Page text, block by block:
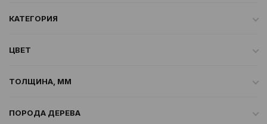
КАТЕГОРИЯ
ЦВЕТ
ТОЛЩИНА, ММ
ПОРОДА ДЕРЕВА